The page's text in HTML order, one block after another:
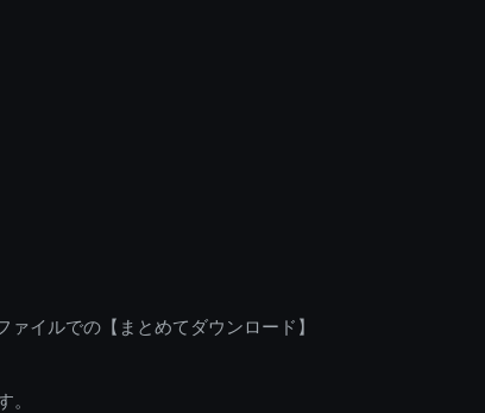
イルでの【まとめてダウンロード】
。